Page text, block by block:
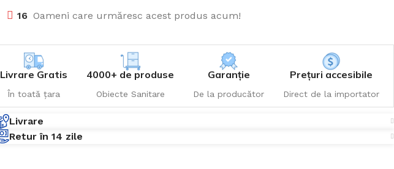
17 Oameni care urmăresc acest produs acum!
Livrare Gratis
În toată țara
4000+ de produse
Obiecte Sanitare
Garanție
De la producător
Prețuri accesibile
Direct de la importator
Livrare
Retur în 14 zile